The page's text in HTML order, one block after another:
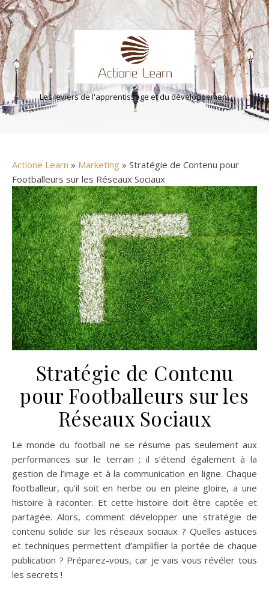
Les leviers de l'apprentissage et du développement
Actione Learn » Marketing » Stratégie de Contenu pour
Footballeurs sur les Réseaux Sociaux
Stratégie de Contenu
pour Footballeurs sur les
Réseaux Sociaux
Le monde du football ne se résume pas seulement aux
performances sur le terrain ; il s’étend également à la
gestion de l’image et à la communication en ligne. Chaque
footballeur, qu’il soit en herbe ou en pleine gloire, a une
histoire à raconter. Et cette histoire doit être captée et
partagée. Alors, comment développer une stratégie de
contenu solide sur les réseaux sociaux ? Quelles astuces
et techniques permettent d’amplifier la portée de chaque
publication ? Préparez-vous, car je vais vous révéler tous
les secrets !